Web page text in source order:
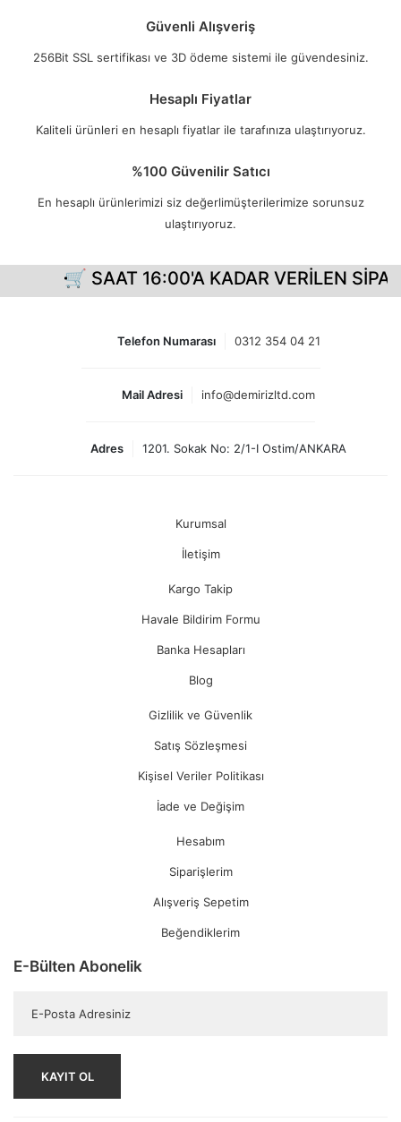
Güvenli Alışveriş
256Bit SSL sertifikası ve 3D ödeme sistemi ile güvendesiniz.
Hesaplı Fiyatlar
Kaliteli ürünleri en hesaplı fiyatlar ile tarafınıza ulaştırıyoruz.
%100 Güvenilir Satıcı
En hesaplı ürünlerimizi siz değerlimüşterilerimize sorunsuz
ulaştırıyoruz.
🛒 SAAT 16:00'A KADAR VERİLEN
Telefon Numarası 0312 354 04 21
Mail Adresi info@demirizltd.com
Adres 1201. Sokak No: 2/1-I Ostim/ANKARA
Kurumsal
İletişim
Kargo Takip
Havale Bildirim Formu
Banka Hesapları
Blog
Gizlilik ve Güvenlik
Satış Sözleşmesi
Kişisel Veriler Politikası
İade ve Değişim
Hesabım
Siparişlerim
Alışveriş Sepetim
Beğendiklerim
E-Bülten Abonelik
KAYIT OL